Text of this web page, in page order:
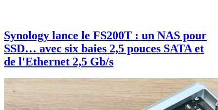
Synology lance le FS200T : un NAS pour
SSD… avec six baies 2,5 pouces SATA et
de l'Ethernet 2,5 Gb/s